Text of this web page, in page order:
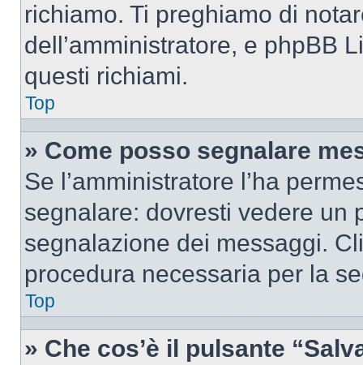
richiamo. Ti preghiamo di
dell’amministratore, e phpBB
questi richiami.
Top
» Come posso segnalare
Se l’amministratore l’ha
segnalare: dovresti vedere un
segnalazione dei messaggi.
procedura necessaria per la
Top
» Che cos’è il pulsante